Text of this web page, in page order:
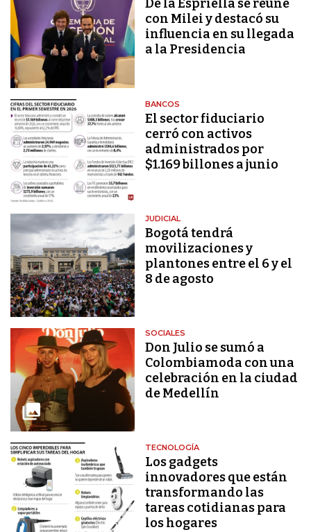
De la Espriella se reúne
con Milei y destacó su
influencia en su llegada
a la Presidencia
BANCOS
El sector fiduciario
cerró con activos
administrados por
$1.169 billones a junio
JUDICIAL
Bogotá tendrá
movilizaciones y
plantones entre el 6 y el
8 de agosto
SOCIALES
Don Julio se sumó a
Colombiamoda con una
celebración en la ciudad
de Medellín
TECNOLOGÍA
Los gadgets
innovadores que están
transformando las
tareas cotidianas para
los hogares